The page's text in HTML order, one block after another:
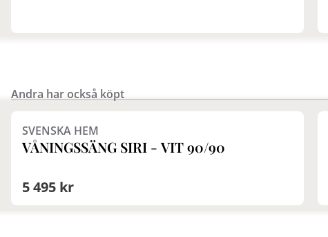
Andra har också köpt
SVENSKA HEM
VÅNINGSSÄNG SIRI - VIT 90/90
5 495 kr